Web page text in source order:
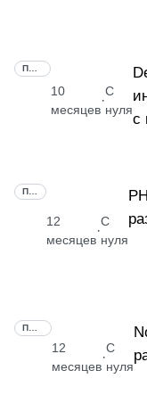
10
месяцев
·
С
нуляс
12
месяцев
·
С
нуля
12
месяцев
·
С
нуля